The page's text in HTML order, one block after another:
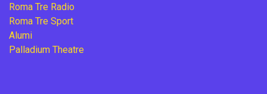
Roma Tre Radio
Roma Tre Sport
Alumi
Palladium Theatre